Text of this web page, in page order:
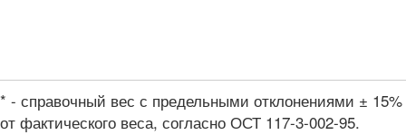
* - справочный вес с предельными отклонениями ± 15%
от фактического веса, согласно ОСТ 117-3-002-95.